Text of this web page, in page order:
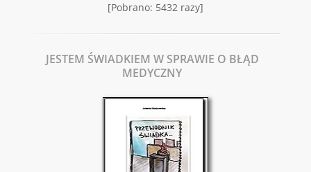
[Pobrano: 5432 razy]
JESTEM ŚWIADKIEM W SPRAWIE O BŁĄD
MEDYCZNY